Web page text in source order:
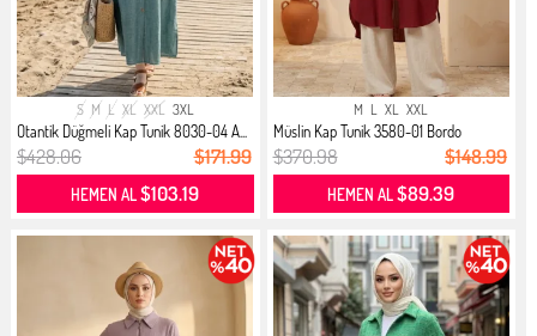
S M L XL XXL 3XL
Otantik Düğmeli Kap Tunik 8030-04 A...
$428.06 $171.99
HEMEN AL$103.19
M L XL XXL
Müslin Kap Tunik 3580-01 Bordo
$370.98 $148.99
HEMEN AL$89.39